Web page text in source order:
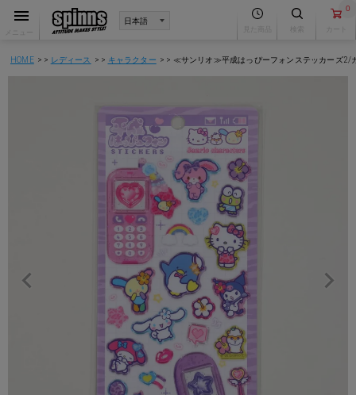
0
HOME レディース キャラクター ≪サンリオ≫平成はっぴーフォンステッカーズ2/